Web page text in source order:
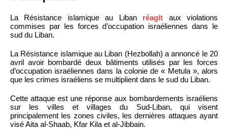
La Résistance islamique au Liban réagit aux violations
commises par les forces d’occupation israéliennes dans le
sud du Liban.
La Résistance islamique au Liban (Hezbollah) a annoncé le 20
avril avoir bombardé deux bâtiments utilisés par les forces
d’occupation israéliennes dans la colonie de « Metula », alors
que les crimes israéliens se multiplient dans le sud du Liban.
Cette attaque est une réponse aux bombardements israéliens
sur les villes et villages du Sud-Liban, qui visent
principalement les zones civiles, les dernières attaques ayant
visé Aita al-Shaab, Kfar Kila et al-Jibbain.